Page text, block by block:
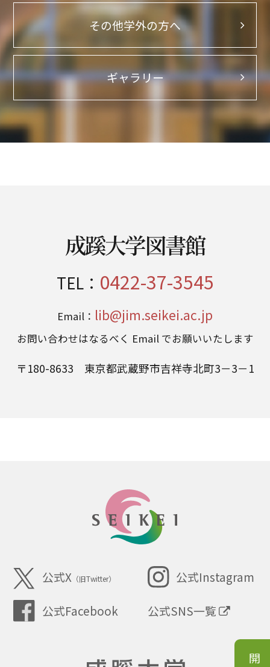
その他学外の方へ
ギャラリー
成蹊大学図書館
TEL： 0422-37-3545
Email： lib@jim.seikei.ac.jp
お問い合わせはなるべく Email でお願いいたします
〒180-8633 東京都武蔵野市吉祥寺北町3－3－1
公式X（旧Twitter） 公式Instagram
公式Facebook 公式SNS一覧